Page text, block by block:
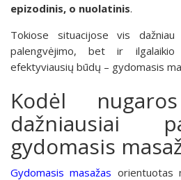
epizodinis, o nuolatinis.
Tokiose situacijose vis
palengvėjimo, bet ir
efektyviausių būdų – gydomasis
Kodėl
dažniausiai
gydomasis
Gydomasis masažas orientuotas